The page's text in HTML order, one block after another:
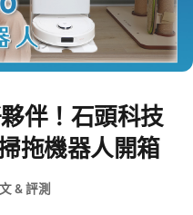
伴！石頭科技
拖機器人開箱
& 評測